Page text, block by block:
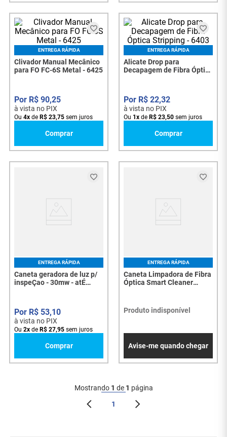
ENTREGA RÁPIDA
Clivador Manual Mecânico
para FO FC-6S Metal - 6425
R$ 90,25
à vista no PIX
Ou 4x de R$ 23,75 sem juros
Comprar
ENTREGA RÁPIDA
Alicate Drop para
Decapagem de Fibra Óptica
R$ 22,32
à vista no PIX
Ou 1x de R$ 23,50 sem juros
Comprar
ENTREGA RÁPIDA
Caneta geradora de luz p/
inspeÇao - 30mw - atÉ
R$ 53,10
à vista no PIX
Ou 2x de R$ 27,95 sem juros
Comprar
ENTREGA RÁPIDA
Caneta Limpadora de Fibra
Óptica Smart Cleaner
8258
Produto indisponível
Avise-me quando chegar
Mostrando 1 de 1 página
1